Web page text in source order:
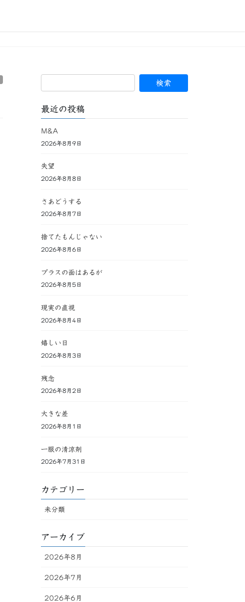
最近の投稿
M&A
2026年8月9日
失望
2026年8月8日
さあどうする
2026年8月7日
捨てたもんじゃない
2026年8月6日
プラスの面はあるが
2026年8月5日
現実の直視
2026年8月4日
嬉しい日
2026年8月3日
残念
2026年8月2日
大きな差
2026年8月1日
一服の清涼剤
2026年7月31日
カテゴリー
未分類
アーカイブ
2026年8月
2026年7月
2026年6月